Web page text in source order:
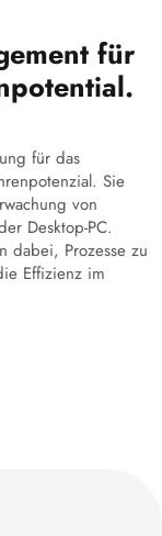
für
für das
Sie
von
Desktop-PC.
dabei, Prozesse zu
Effizienz im